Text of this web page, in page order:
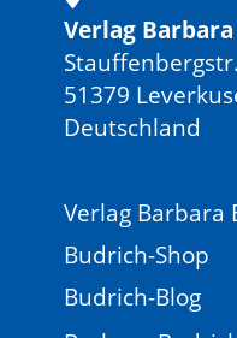
Verlag
51379
Deutschland
Verlag Barbara
Budrich-Shop
Budrich-Blog